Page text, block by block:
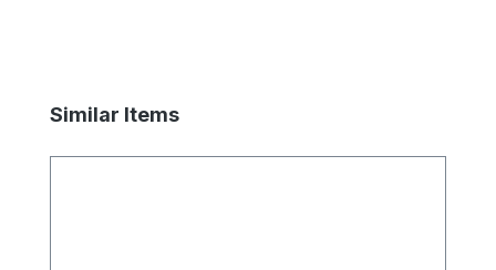
Produktgalerie überspringen
Similar Items